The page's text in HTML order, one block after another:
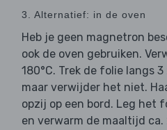
3. Alternatief: in de oven
Heb je geen magnetron
ook de oven gebruiken.
180°C. Trek de folie langs
maar verwijder het niet.
opzij op een bord. Leg het
en verwarm de maaltijd ca.